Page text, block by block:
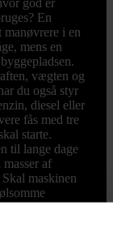
god er
En
manøvrere i en
mens en
vægten og
du også styr
diesel eller
fås med tre
starte.
til lange dage
af
maskinen
svaret: fuld
støj. Og